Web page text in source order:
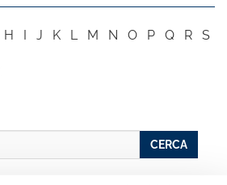
H I J K L M N O P Q R S
CERCA